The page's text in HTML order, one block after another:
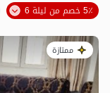
5٪ خصم من ليلة 6
ممتازة